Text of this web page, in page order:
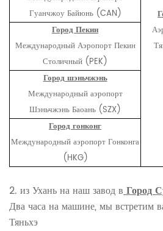
Гуанчжоу Байюнь (CAN)
Город Пекин
Международный Аэропорт Пекин
Столичный (PEK)
Город шэньчжэнь
Международный аэропорт
Шэньчжэнь Баоань (SZX)
Город гонконг
Международный аэропорт Гонконга
(HKG)
2. из Ухань на наш завод вГород
Два часа на машине, мы встретим
Тяньхэ